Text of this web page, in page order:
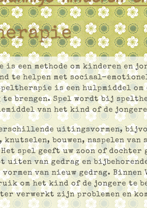
is een methode om kinderen en
te helpen met sociaal-
is een hulpmiddel
te brengen. Spel wordt bij
van het kind of de
uitingsvormen,
knutselen, bouwen, naspelen
Het spel geeft uw zoon of
uiten van gedrag en
van nieuw gedrag. Binnen
om het kind of de jongere te
verwerkt zijn problemen en